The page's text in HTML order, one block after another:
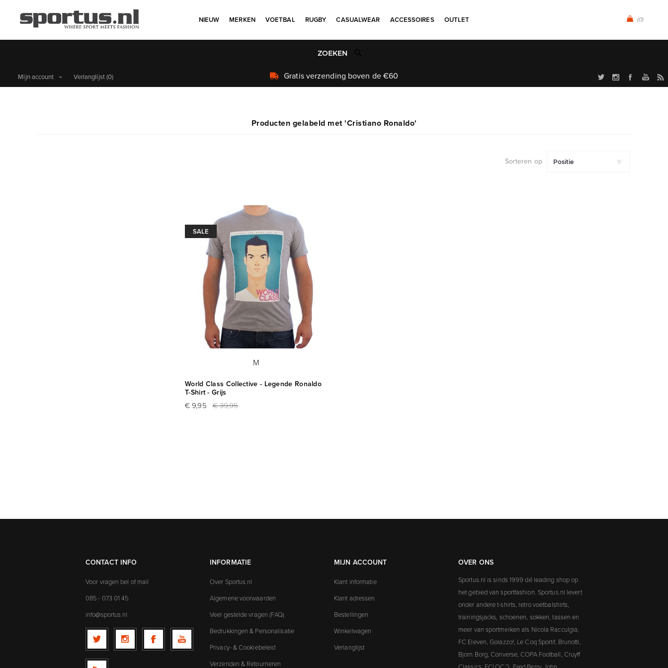
(0)
NIEUW MERKEN VOETBAL RUGBY CASUALWEAR ACCESSOIRES OUTLET
Gratis verzending boven de €60
Mijn account Verlanglijst(0)
Producten gelabeld met 'Cristiano Ronaldo'
Sorteren op
SALE
M
World Class Collective - Legende Ronaldo
T-Shirt - Grijs
€ 9,95 € 39,95
CONTACT INFO
Voor vragen bel of mail
085 - 073 01 45
info@sportus.nl
INFORMATIE
Over Sportus.nl
Algemene voorwaarden
Veel gestelde vragen (FAQ)
Bedrukkingen & Personalisatie
Privacy- & Cookiebeleid
Verzenden & Retourneren
MIJN ACCOUNT
Klant informatie
Klant adressen
Bestellingen
Winkelwagen
Verlanglijst
OVER ONS
Sportus.nl is sinds 1999 dé leading shop op
het gebied van sportfashion. Sportus.nl levert
onder andere t-shirts, retro voetbalshirts,
trainingsjacks, schoenen, sokken, tassen en
meer van sportmerken als Nicola Racculgia,
FC Eleven, Golazzo!, Le Coq Sportif, Brunotti,
Bjorn Borg, Converse, COPA Football, Cruyff